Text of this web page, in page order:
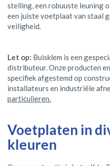
stelling, een robuuste leuning
een juiste voetplaat van staal
veiligheid.
Let op: Buisklem is een
distributeur. Onze producten
specifiek afgestemd op
installateurs en industriële
particulieren.
Voetplaten in
kleuren